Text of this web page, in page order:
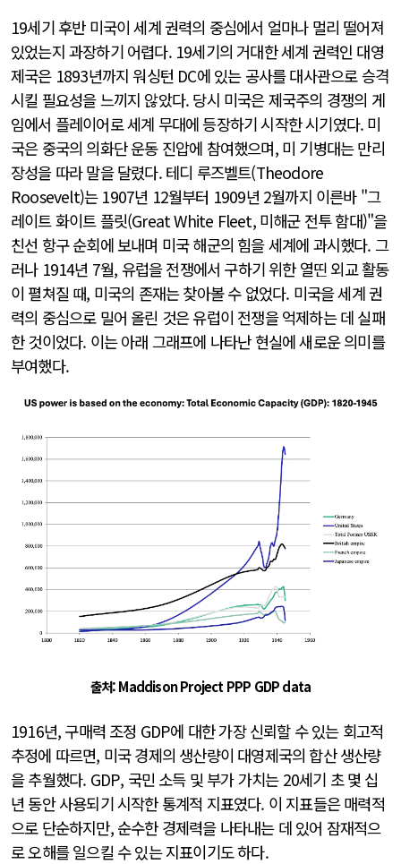
19세기 후반 미국이 세계 권력의 중심에서 얼마나 멀리 떨어져
있었는지 과장하기 어렵다. 19세기의 거대한 세계 권력인 대영
제국은 1893년까지 워싱턴 DC에 있는 공사를 대사관으로 승격
시킬 필요성을 느끼지 않았다. 당시 미국은 제국주의 경쟁의 게
임에서 플레이어로 세계 무대에 등장하기 시작한 시기였다. 미
국은 중국의 의화단 운동 진압에 참여했으며, 미 기병대는 만리
장성을 따라 말을 달렸다. 테디 루즈벨트(Theodore
Roosevelt)는 1907년 12월부터 1909년 2월까지 이른바 "그
레이트 화이트 플릿(Great White Fleet, 미해군 전투 함대)"을
친선 항구 순회에 보내며 미국 해군의 힘을 세계에 과시했다. 그
러나 1914년 7월, 유럽을 전쟁에서 구하기 위한 열띤 외교 활동
이 펼쳐질 때, 미국의 존재는 찾아볼 수 없었다. 미국을 세계 권
력의 중심으로 밀어 올린 것은 유럽이 전쟁을 억제하는 데 실패
한 것이었다. 이는 아래 그래프에 나타난 현실에 새로운 의미를
부여했다.
출처: Maddison Project PPP GDP data
1916년, 구매력 조정 GDP에 대한 가장 신뢰할 수 있는 회고적
추정에 따르면, 미국 경제의 생산량이 대영제국의 합산 생산량
을 추월했다. GDP, 국민 소득 및 부가 가치는 20세기 초 몇 십
년 동안 사용되기 시작한 통계적 지표였다. 이 지표들은 매력적
으로 단순하지만, 순수한 경제력을 나타내는 데 있어 잠재적으
로 오해를 일으킬 수 있는 지표이기도 하다.